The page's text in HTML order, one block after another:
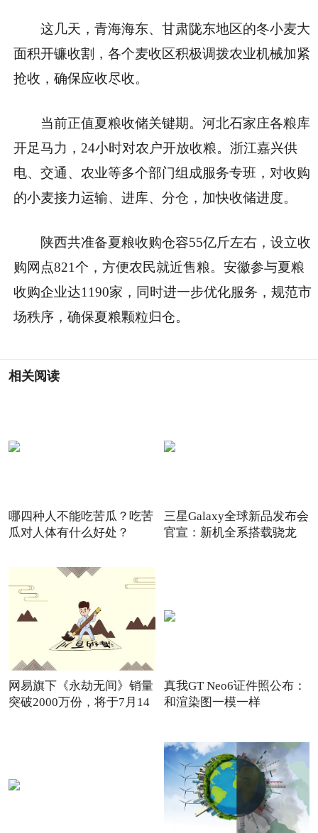
这几天，青海海东、甘肃陇东地区的冬小麦大
面积开镰收割，各个麦收区积极调拨农业机械加紧
抢收，确保应收尽收。
当前正值夏粮收储关键期。河北石家庄各粮库
开足马力，24小时对农户开放收粮。浙江嘉兴供
电、交通、农业等多个部门组成服务专班，对收购
的小麦接力运输、进库、分仓，加快收储进度。
陕西共准备夏粮收购仓容55亿斤左右，设立收
购网点821个，方便农民就近售粮。安徽参与夏粮
收购企业达1190家，同时进一步优化服务，规范市
场秩序，确保夏粮颗粒归仓。
相关阅读
哪四种人不能吃苦瓜？吃苦
瓜对人体有什么好处？
三星Galaxy全球新品发布会
官宣：新机全系搭载骁龙
网易旗下《永劫无间》销量
突破2000万份，将于7月14
真我GT Neo6证件照公布：
和渲染图一模一样